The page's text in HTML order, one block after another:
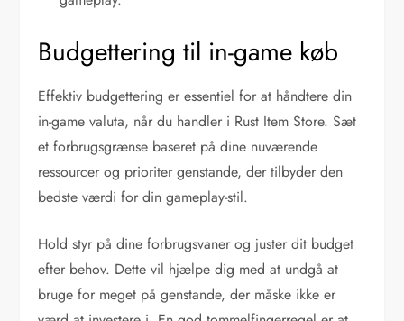
Budgettering til in-game køb
Effektiv budgettering er essentiel for at håndtere din
in-game valuta, når du handler i Rust Item Store. Sæt
et forbrugsgrænse baseret på dine nuværende
ressourcer og prioriter genstande, der tilbyder den
bedste værdi for din gameplay-stil.
Hold styr på dine forbrugsvaner og juster dit budget
efter behov. Dette vil hjælpe dig med at undgå at
bruge for meget på genstande, der måske ikke er